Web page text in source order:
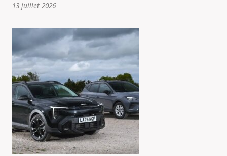
13 juillet 2026